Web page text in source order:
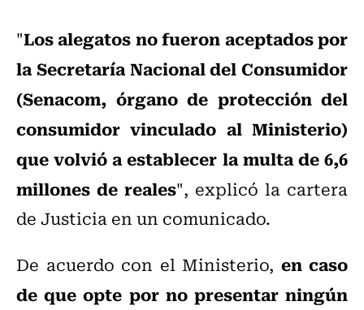
"Los alegatos no fueron aceptados por
la Secretaría Nacional del Consumidor
(Senacom, órgano de protección del
consumidor vinculado al Ministerio)
que volvió a establecer la multa de 6,6
millones de reales", explicó la cartera
de Justicia en un comunicado.
De acuerdo con el Ministerio, en caso
de que opte por no presentar ningún